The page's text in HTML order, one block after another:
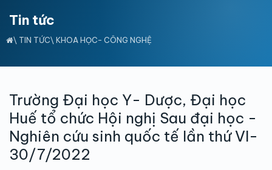
Tin tức
\ TIN TỨC\ KHOA HỌC- CÔNG NGHỆ
Trường Đại học Y- Dược, Đại học
Huế tổ chức Hội nghị Sau đại học -
Nghiên cứu sinh quốc tế lần thứ VI-
30/7/2022